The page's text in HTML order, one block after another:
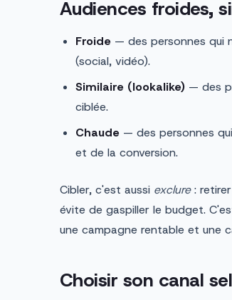
Audiences froides,
Froide — des personnes qui
(social, vidéo).
Similaire (lookalike) — des
ciblée.
Chaude — des personnes
et de la conversion.
Cibler, c'est aussi exclure: retirer
évite de gaspiller le budget.
une campagne rentable et une
Choisir son canal